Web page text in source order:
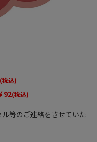
(税込)
92(税込)
等のご連絡をさせていた